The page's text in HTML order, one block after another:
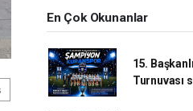
En Çok Okunanlar
15.
Turnuvası